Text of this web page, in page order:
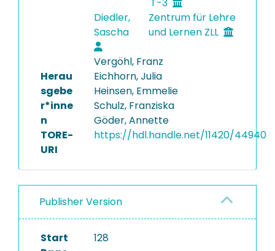
Diedler,
Sascha
Zentrum für Lehre
und Lernen ZLL
Vergöhl, Franz
Herau
sgebe
r*inne
n
Eichhorn, Julia
Heinsen, Emmelie
Schulz, Franziska
Göder, Annette
TORE-
URI
https://hdl.handle.net/11420/44940
Publisher Version
Start
128